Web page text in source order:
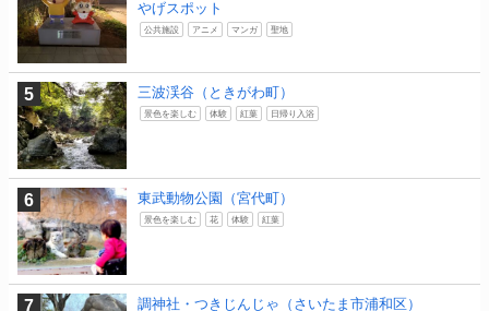
やげスポット
公共施設 アニメ マンガ 聖地
三波渓谷（ときがわ町）
景色を楽しむ 体験 紅葉 日帰り入浴
東武動物公園（宮代町）
景色を楽しむ 花 体験 紅葉
調神社・つきじんじゃ（さいたま市浦和区）